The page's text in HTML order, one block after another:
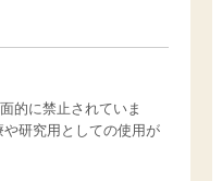
的に禁止されていま
研究用としての使用が